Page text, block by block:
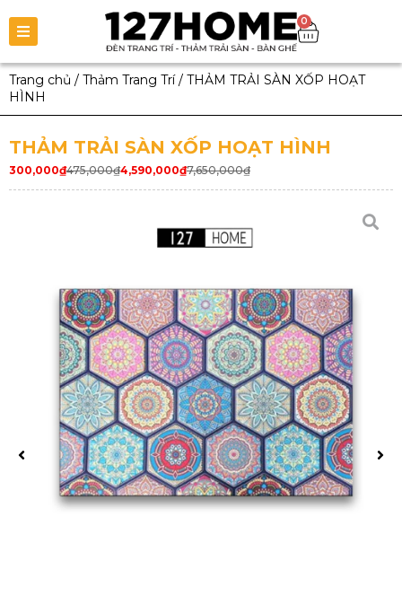
0
Trang chủ / Thảm Trang Trí/ THẢM TRẢI SÀN XỐP HOẠT
HÌNH
THẢM TRẢI SÀN XỐP HOẠT HÌNH
475,000₫
300,000₫ 7,650,000₫
4,590,000₫